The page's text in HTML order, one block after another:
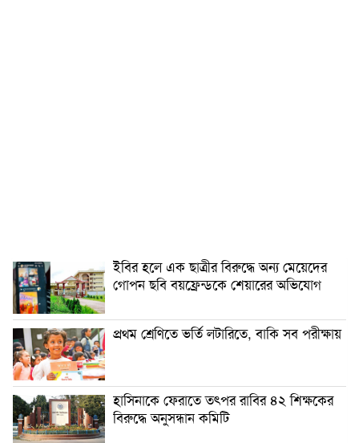
ইবির হলে এক ছাত্রীর বিরুদ্ধে অন্য মেয়েদের
গোপন ছবি বয়ফ্রেন্ডকে শেয়ারের অভিযোগ
প্রথম শ্রেণিতে ভর্তি লটারিতে, বাকি সব পরীক্ষায়
হাসিনাকে ফেরাতে তৎপর রাবির ৪২ শিক্ষকের
বিরুদ্ধে অনুসন্ধান কমিটি